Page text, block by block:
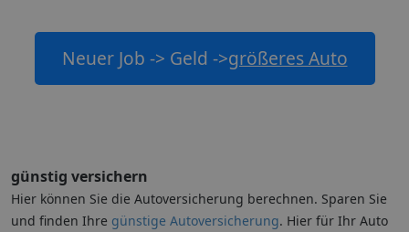
Neuer Job -> Geld ->größeres Auto
günstig versichern
Hier können Sie die Autoversicherung berechnen. Sparen Sie
und finden Ihre günstige Autoversicherung. Hier für Ihr Auto